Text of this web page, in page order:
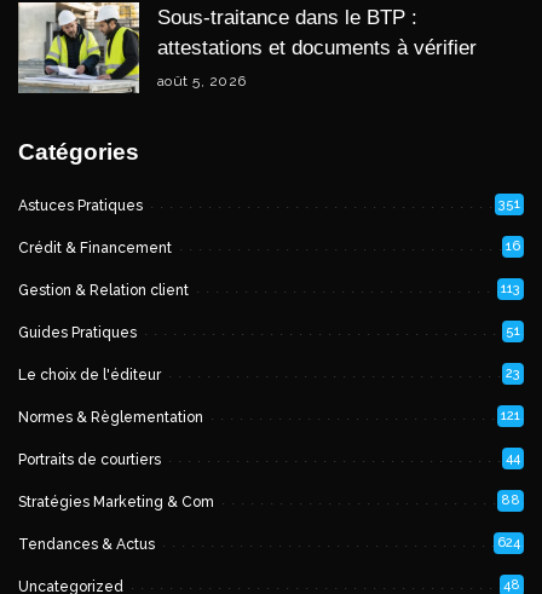
Sous-traitance dans le BTP :
attestations et documents à vérifier
août 5, 2026
Catégories
Astuces Pratiques 351
Crédit & Financement 16
Gestion & Relation client 113
Guides Pratiques 51
Le choix de l'éditeur 23
Normes & Règlementation 121
Portraits de courtiers 44
Stratégies Marketing & Com 88
Tendances & Actus 624
Uncategorized 48